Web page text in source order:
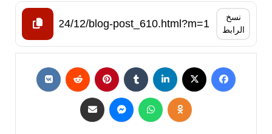
نسخ
الرابط